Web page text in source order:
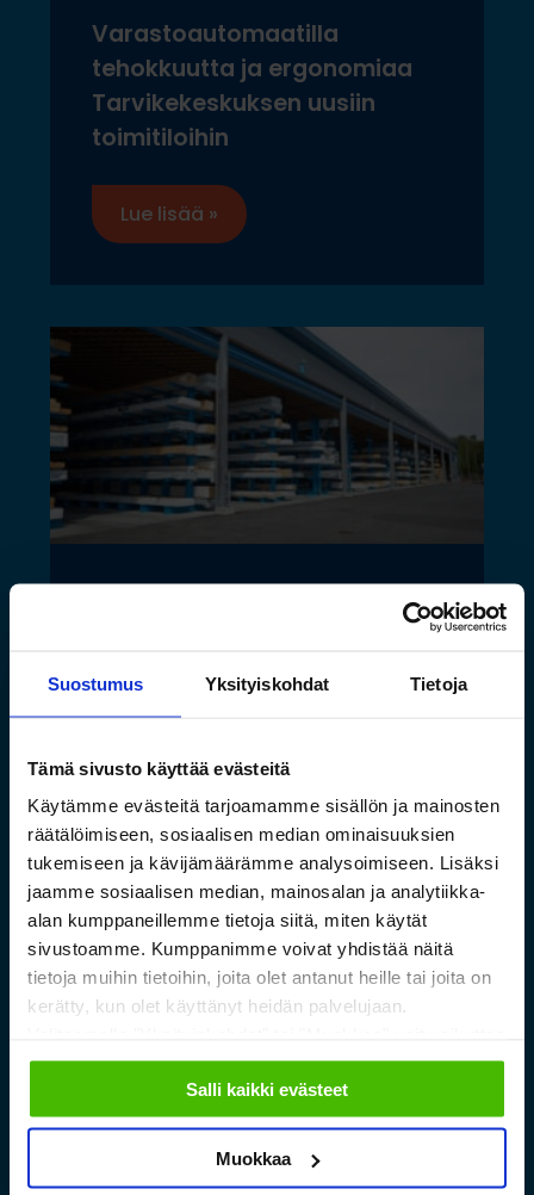
Suostumus Yksityiskohdat Tietoja
Tämä sivusto käyttää evästeitä
Käytämme evästeitä tarjoamamme sisällön ja mainosten
räätälöimiseen, sosiaalisen median ominaisuuksien
tukemiseen ja kävijämäärämme analysoimiseen. Lisäksi
jaamme sosiaalisen median, mainosalan ja analytiikka-
alan kumppaneillemme tietoja siitä, miten käytät
sivustoamme. Kumppanimme voivat yhdistää näitä
tietoja muihin tietoihin, joita olet antanut heille tai joita on
kerätty, kun olet käyttänyt heidän palvelujaan.
sallimiisi evästeisiin.
Salli kaikki evästeet
Muokkaa
Varastoautomaatilla
tehokkuutta ja ergonomiaa
Tarvikekeskuksen uusiin
toimitiloihin
Lue lisää »
Raudan toiminnan
Lue lisää »